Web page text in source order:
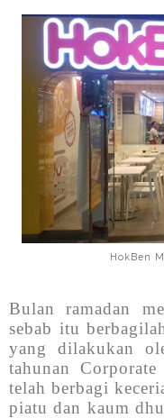
HokBen
Bulan ramadan
sebab itu
yang dilakukan
tahunan
telah berbagi
piatu dan kaum